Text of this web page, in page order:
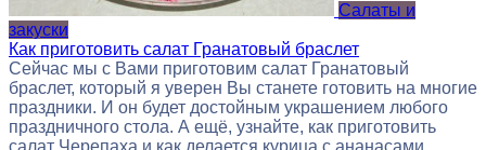
Салаты и
закуски
Как приготовить салат Гранатовый браслет
Сейчас мы с Вами приготовим салат Гранатовый
браслет, который я уверен Вы станете готовить на многие
праздники. И он будет достойным украшением любого
праздничного стола. А ещё, узнайте, как приготовить